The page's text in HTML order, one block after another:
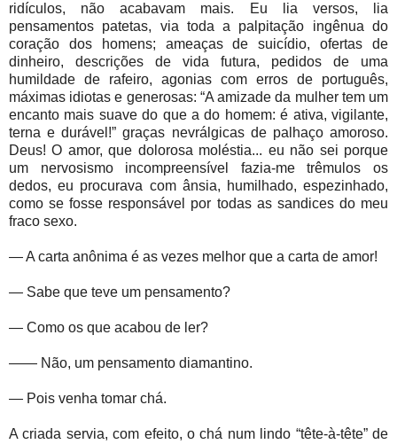
ridículos, não acabavam mais. Eu lia versos, lia
pensamentos patetas, via toda a palpitação ingênua do
coração dos homens; ameaças de suicídio, ofertas de
dinheiro, descrições de vida futura, pedidos de uma
humildade de rafeiro, agonias com erros de português,
máximas idiotas e generosas: “A amizade da mulher tem um
encanto mais suave do que a do homem: é ativa, vigilante,
terna e durável!” graças nevrálgicas de palhaço amoroso.
Deus! O amor, que dolorosa moléstia... eu não sei porque
um nervosismo incompreensível fazia-me trêmulos os
dedos, eu procurava com ânsia, humilhado, espezinhado,
como se fosse responsável por todas as sandices do meu
fraco sexo.
— A carta anônima é as vezes melhor que a carta de amor!
— Sabe que teve um pensamento?
— Como os que acabou de ler?
—— Não, um pensamento diamantino.
— Pois venha tomar chá.
A criada servia, com efeito, o chá num lindo “tête-à-tête” de